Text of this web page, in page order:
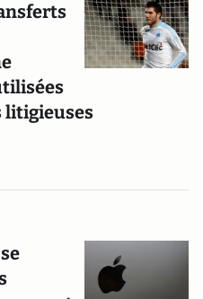
litigieuses